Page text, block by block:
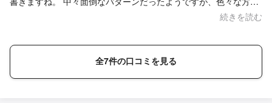
を試されて設定出来、流石だと思いました。便利な使い方やこち
ラブルが起きたらお願いしたいと思います。 長時間有難うござい
続きを読む
全7件の口コミを見る